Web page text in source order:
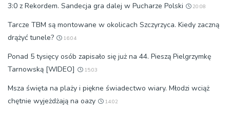
3:0 z Rekordem. Sandecja gra dalej w Pucharze Polski 20:08
Tarcze TBM są montowane w okolicach Szczyrzyca. Kiedy zaczną
drążyć tunele?
16:04
Ponad 5 tysięcy osób zapisało się już na 44. Pieszą Pielgrzymkę
Tarnowską [WIDEO]
15:03
Msza święta na plaży i piękne świadectwo wiary. Młodzi wciąż
chętnie wyjeżdżają na oazy
14:02